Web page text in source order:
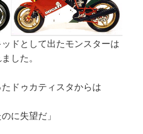
ドとして出たモンスターは
した。
ドゥカティスタからは
に失望だ」